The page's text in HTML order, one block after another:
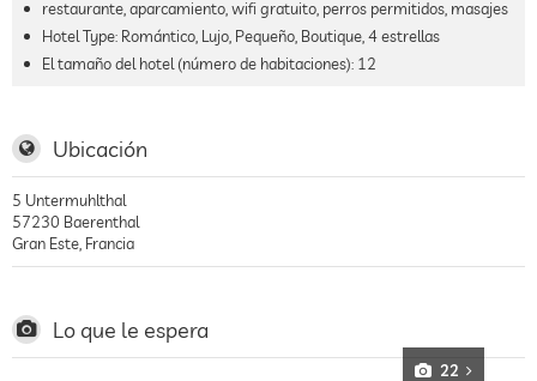
restaurante, aparcamiento, wifi gratuito, perros permitidos, masajes
Hotel Type: Romántico, Lujo, Pequeño, Boutique, 4 estrellas
El tamaño del hotel (número de habitaciones): 12
Ubicación
5 Untermuhlthal
57230 Baerenthal
Gran Este Francia
Lo que le espera
22